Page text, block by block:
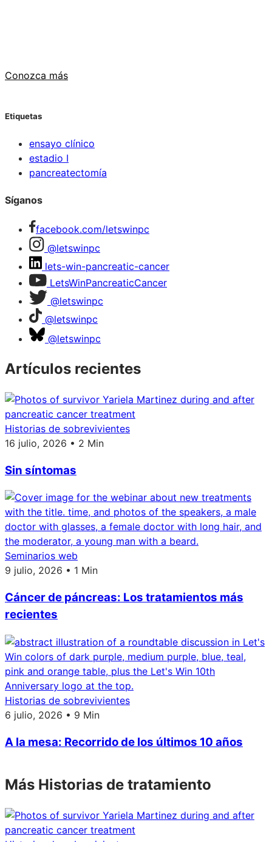
Conozca más
Etiquetas
ensayo clínico
estadio I
pancreatectomía
Síganos
facebook.com/letswinpc
@letswinpc
lets-win-pancreatic-cancer
LetsWinPancreaticCancer
@letswinpc
@letswinpc
@letswinpc
Artículos recientes
Historias de sobrevivientes
16 julio, 2026 • 2 Min
Sin síntomas
Seminarios web
9 julio, 2026 • 1 Min
Cáncer de páncreas: Los tratamientos más
recientes
Historias de sobrevivientes
6 julio, 2026 • 9 Min
A la mesa: Recorrido de los últimos 10 años
Más Historias de tratamiento